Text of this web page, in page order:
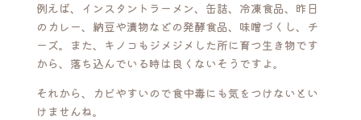
例えば、インスタントラーメン、缶詰、冷凍食品、昨日
のカレー、納豆や漬物などの発酵食品、味噌づくし、チ
ーズ。また、キノコもジメジメした所に育つ生き物です
から、落ち込んでいる時は良くないそうですよ。
それから、カビやすいので食中毒にも気をつけないとい
けませんね。